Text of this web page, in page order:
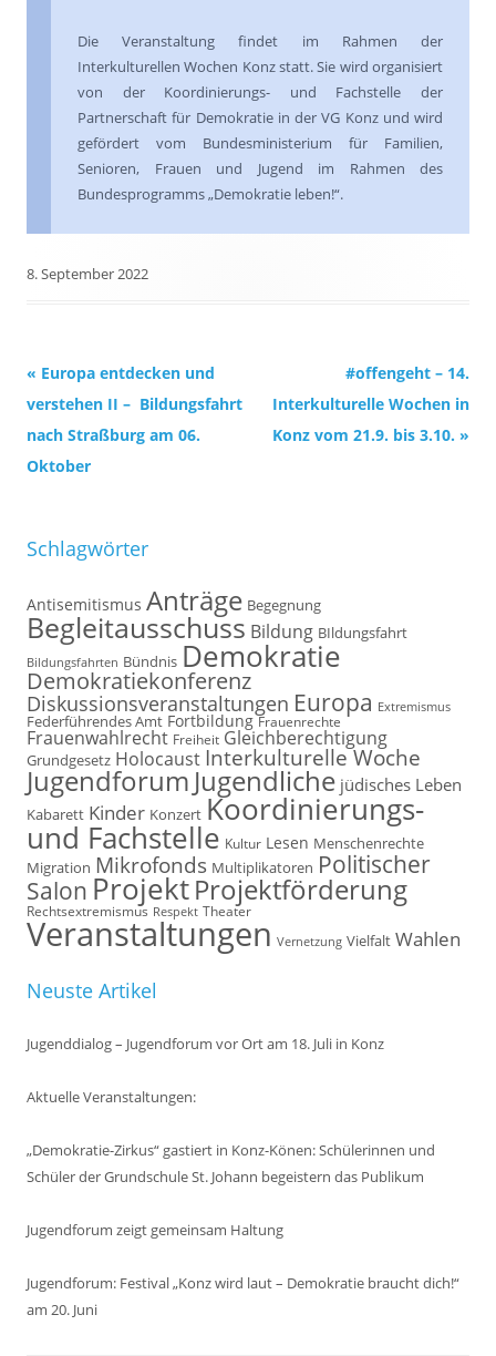
Die Veranstaltung findet im Rahmen der
Interkulturellen Wochen Konz statt. Sie wird organisiert
von der Koordinierungs- und Fachstelle der
Partnerschaft für Demokratie in der VG Konz und wird
gefördert vom Bundesministerium für Familien,
Senioren, Frauen und Jugend im Rahmen des
Bundesprogramms „Demokratie leben!“.
8. September 2022
Beitrags-
Navigation
« Europa entdecken und
verstehen II – Bildungsfahrt
nach Straßburg am 06.
Oktober
#offengeht – 14.
Interkulturelle Wochen in
Konz vom 21.9. bis 3.10. »
Schlagwörter
Antisemitismus Anträge Begegnung
Begleitausschuss Bildung BIldungsfahrt
Bildungsfahrten Bündnis Demokratie
Demokratiekonferenz
Diskussionsveranstaltungen Europa Extremismus
Federführendes Amt Fortbildung Frauenrechte
Frauenwahlrecht Freiheit Gleichberechtigung
Grundgesetz Holocaust Interkulturelle Woche
Jugendforum Jugendliche jüdisches Leben
Kabarett Kinder Konzert Koordinierungs-
und Fachstelle Kultur Lesen Menschenrechte
Migration Mikrofonds Multiplikatoren Politischer
Salon ProjektProjektförderung
Rechtsextremismus Respekt Theater
Veranstaltungen Vernetzung Vielfalt Wahlen
Neuste Artikel
Jugenddialog – Jugendforum vor Ort am 18. Juli in Konz
Aktuelle Veranstaltungen:
„Demokratie-Zirkus“ gastiert in Konz-Könen: Schülerinnen und
Schüler der Grundschule St. Johann begeistern das Publikum
Jugendforum zeigt gemeinsam Haltung
Jugendforum: Festival „Konz wird laut – Demokratie braucht dich!“
am 20. Juni